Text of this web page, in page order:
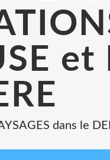
et
dans le